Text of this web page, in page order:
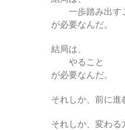
一歩踏み出す
が必要なんだ。
結局は、
やること
が必要なんだ。
それしか、前に進
それしか、変わる